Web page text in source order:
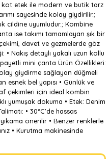
kot etek ile modern ve butik tarz
sayesinde kolay giydirilir.;
cildine uyumludur.; Kombine
ise takımı tamamlayan şık bir
davet ve gezmelerde göz
• Nakış detaylı yakalı uzun kollu
payetli mini çanta Ürün Özellikleri:
giydirme sağlayan düğmeli
esnek bel yapısı • Günlük ve
çekimleri için ideal kombin
yumuşak dokuma • Etek: Denim
• 30°C’de hassas
önerilir • Benzer renklerle
• Kurutma makinesinde